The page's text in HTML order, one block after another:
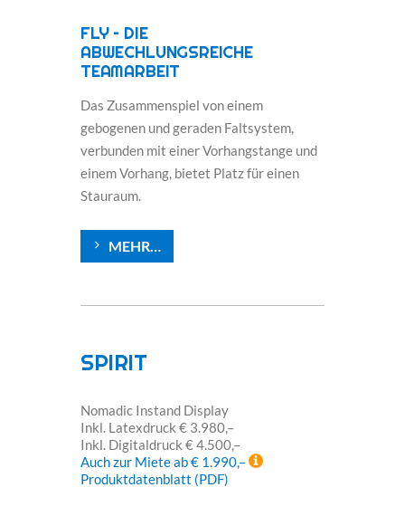
FLY – DIE
ABWECHLUNGSREICHE
TEAMARBEIT
Das Zusammenspiel von einem
gebogenen und geraden Faltsystem,
verbunden mit einer Vorhangstange und
einem Vorhang, bietet Platz für einen
Stauraum.
MEHR…
SPIRIT
Nomadic Instand Display
Inkl. Latexdruck € 3.980,–
Inkl. Digitaldruck € 4.500,–
Auch zur Miete ab € 1.990,–
Produktdatenblatt (PDF)